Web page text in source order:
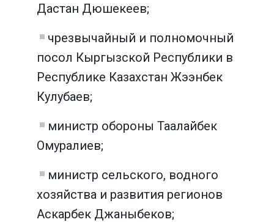
Дастан Дюшекеев;
чрезвычайный и полномочный
посол Кыргызской Республики в
Республике Казахстан Жээнбек
Кулубаев;
министр обороны Таалайбек
Омуралиев;
министр сельского, водного
хозяйства и развития регионов
Аскарбек Джаныбеков;